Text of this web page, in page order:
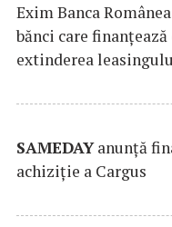
Exim Banca
bănci care
extinderea
SAMEDAYanunță
achiziție a Cargus